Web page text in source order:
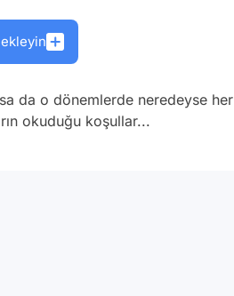
da o dönemlerde neredeyse her
okuduğu koşullar...